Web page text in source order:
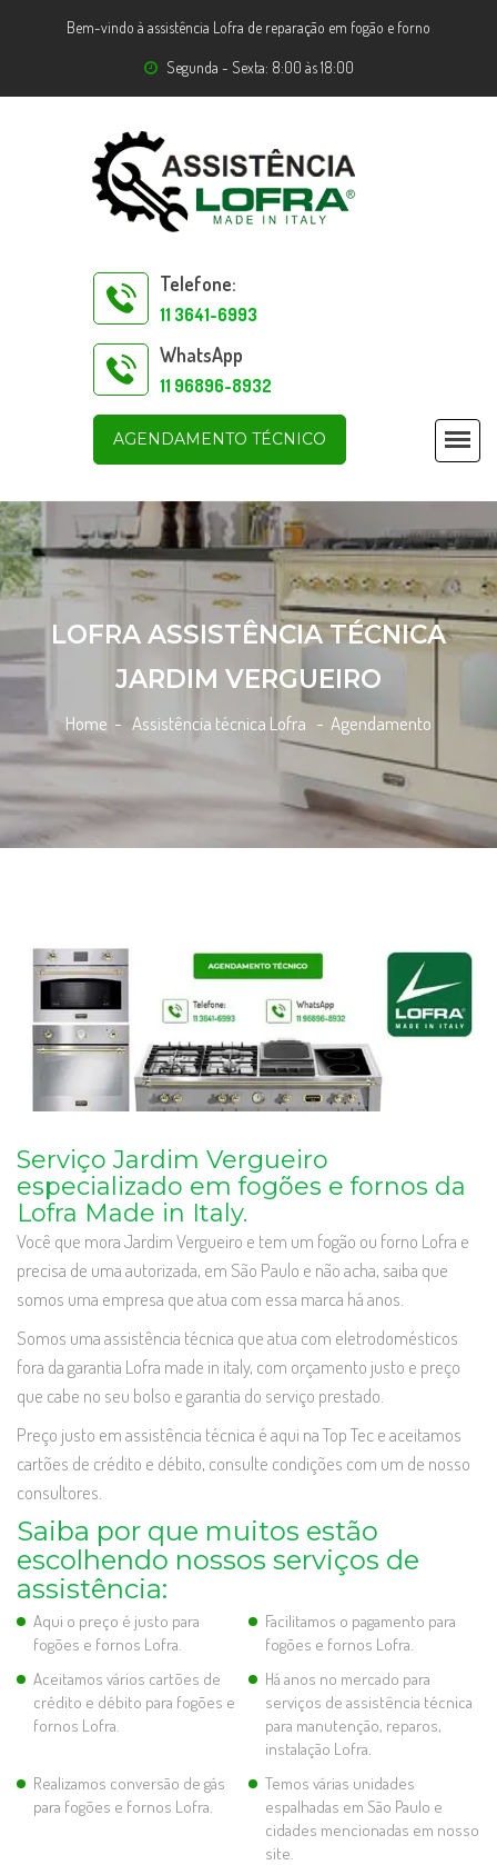
Bem-vindo à assistência Lofra de reparação em fogão e forno
Segunda - Sexta: 8:00 às 18:00
Telefone:
11 3641-6993
WhatsApp
11 96896-8932
AGENDAMENTO TÉCNICO
LOFRA ASSISTÊNCIA TÉCNICA
JARDIM VERGUEIRO
Home - Assistência técnica Lofra - Agendamento
Serviço Jardim Vergueiro
especializado em fogões e fornos da
Lofra Made in Italy.
Você que mora Jardim Vergueiro e tem um fogão ou forno Lofra e
precisa de uma autorizada, em São Paulo e não acha, saiba que
somos uma empresa que atua com essa marca há anos.
Somos uma assistência técnica que atua com eletrodomésticos
fora da garantia Lofra made in italy, com orçamento justo e preço
que cabe no seu bolso e garantia do serviço prestado.
Preço justo em assistência técnica é aqui na Top Tec e aceitamos
cartões de crédito e débito, consulte condições com um de nosso
consultores.
Saiba por que muitos estão
escolhendo nossos serviços de
assistência:
Aqui o preço é justo para
fogões e fornos Lofra.
Facilitamos o pagamento para
fogões e fornos Lofra.
Aceitamos vários cartões de
crédito e débito para fogões e
fornos Lofra.
Há anos no mercado para
serviços de assistência técnica
para manutenção, reparos,
instalação Lofra.
Realizamos conversão de gás
para fogões e fornos Lofra.
Temos várias unidades
espalhadas em São Paulo e
cidades mencionadas em nosso
site.